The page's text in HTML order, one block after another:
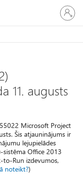
savā
kontā
11. augusts
Microsoft Project
Šis atjauninājums ir
lejupielādes
sistēma Office 2013
to-Run izdevumos,
noteikt?)